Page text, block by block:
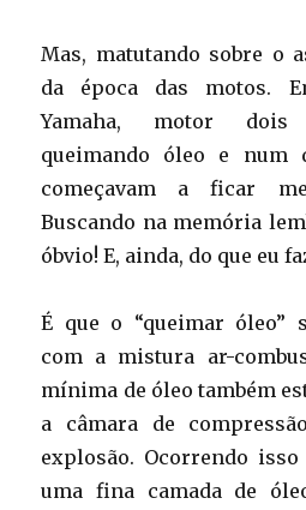
Mas, matutando sobre o
da época das motos.
Yamaha, motor dois
queimando óleo e num
começavam a ficar
Buscando na memória
óbvio! E, ainda, do que eu
É que o “queimar óleo”
com a mistura ar-
mínima de óleo também
a câmara de
explosão. Ocorrendo
uma fina camada de